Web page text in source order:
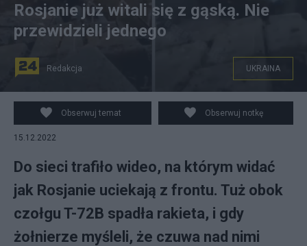
Czołg T-72B najechał na minę. Źródło:
Twitter/@UAWeapons
Rosjanie już witali się z gąską. Nie
przewidzieli jednego
Redakcja UKRAINA
Obserwuj temat Obserwuj notkę
15.12.2022
Do sieci trafiło wideo, na którym widać
jak Rosjanie uciekają z frontu. Tuż obok
czołgu T-72B spadła rakieta, i gdy
żołnierze myśleli, że czuwa nad nimi